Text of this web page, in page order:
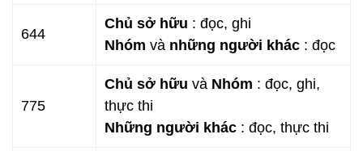
644
Chủ sở hữu : đọc, ghi
Nhóm và những người khác : đọc
775
Chủ sở hữu và Nhóm : đọc, ghi,
thực thi
Những người khác : đọc, thực thi